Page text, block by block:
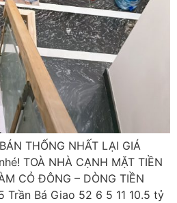
THỐNG NHẤT LẠI GIÁ
TOÀ NHÀ CẠNH MẶT TIỀN
CỎ ĐÔNG – DÒNG TIỀN
Trần Bá Giao 52 6 5 11 10.5 tỷ